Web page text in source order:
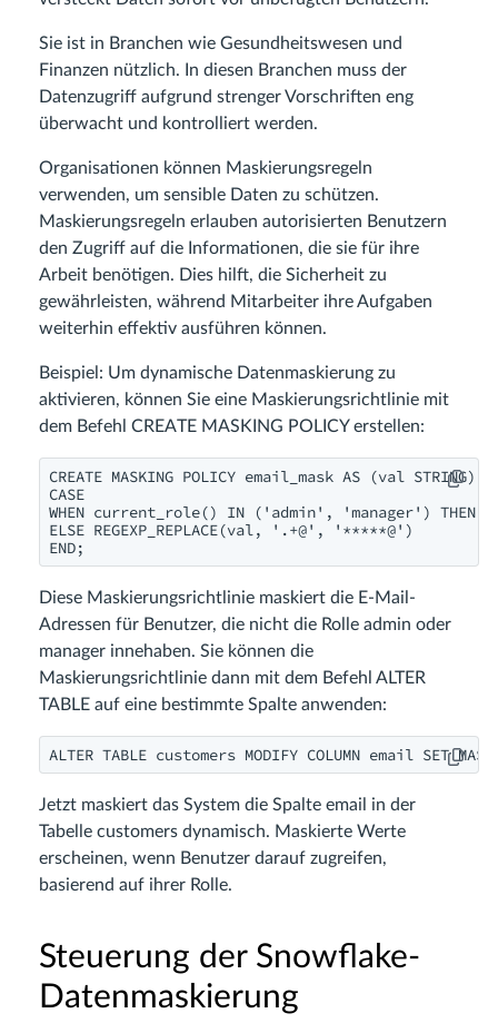
Sie ist in Branchen wie Gesundheitswesen und
Finanzen nützlich. In diesen Branchen muss der
Datenzugriff aufgrund strenger Vorschriften eng
überwacht und kontrolliert werden.
Organisationen können Maskierungsregeln
verwenden, um sensible Daten zu schützen.
Maskierungsregeln erlauben autorisierten Benutzern
den Zugriff auf die Informationen, die sie für ihre
Arbeit benötigen. Dies hilft, die Sicherheit zu
gewährleisten, während Mitarbeiter ihre Aufgaben
weiterhin effektiv ausführen können.
Beispiel: Um dynamische Datenmaskierung zu
aktivieren, können Sie eine Maskierungsrichtlinie mit
dem Befehl CREATE MASKING POLICY erstellen:
CREATE MASKING POLICY email_mask AS (val STRING)
CASE
WHEN current_role() IN ('admin', 'manager') THEN
ELSE REGEXP_REPLACE(val, '.+@', '*****@')
END;
Diese Maskierungsrichtlinie maskiert die E-Mail-
Adressen für Benutzer, die nicht die Rolle admin oder
manager innehaben. Sie können die
Maskierungsrichtlinie dann mit dem Befehl ALTER
TABLE auf eine bestimmte Spalte anwenden:
ALTER TABLE customers MODIFY COLUMN email SET
Jetzt maskiert das System die Spalte email in der
Tabelle customers dynamisch. Maskierte Werte
erscheinen, wenn Benutzer darauf zugreifen,
basierend auf ihrer Rolle.
Steuerung der Snowflake-
Datenmaskierung